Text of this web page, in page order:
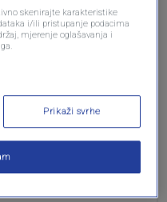
Odgovori
Pre 3 godina
Odgovori
skenirajte karakteristike
i/ili pristupanje podacima
mjerenje oglašavanja i
Prikaži svrhe